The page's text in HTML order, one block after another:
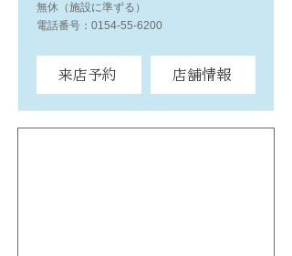
無休（施設に準ずる）
電話番号：0154-55-6200
来店予約 店舗情報